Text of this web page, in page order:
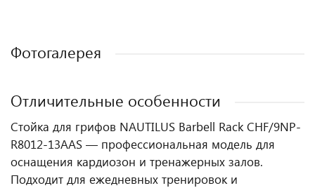
Фотогалерея
Отличительные особенности
Стойка для грифов NAUTILUS Barbell Rack CHF/9NP-
R8012-13AAS — профессиональная модель для
оснащения кардиозон и тренажерных залов.
Подходит для ежедневных тренировок и